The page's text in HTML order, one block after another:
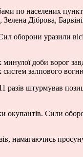
по населених
Діброва,
оборони уразили
доби ворог
систем залпового
штурмував
окупантів. Сили
намагаючись